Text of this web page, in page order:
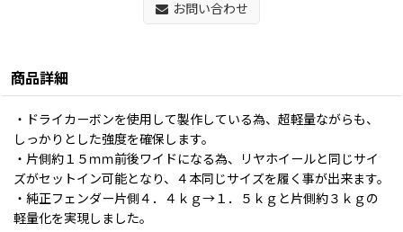
お問い合わせ
商品詳細
・ドライカーボンを使用して製作している為、超軽量ながらも、
しっかりとした強度を確保します。
・片側約１５ｍｍ前後ワイドになる為、リヤホイールと同じサイ
ズがセットイン可能となり、４本同じサイズを履く事が出来ます。
・純正フェンダー片側４．４ｋｇ→１．５ｋｇと片側約３ｋｇの
軽量化を実現しました。